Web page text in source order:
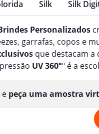
Silk Silk
Personalizados
garrafas, copos e
que destacam a
UV 360°º é a
peça uma amostra